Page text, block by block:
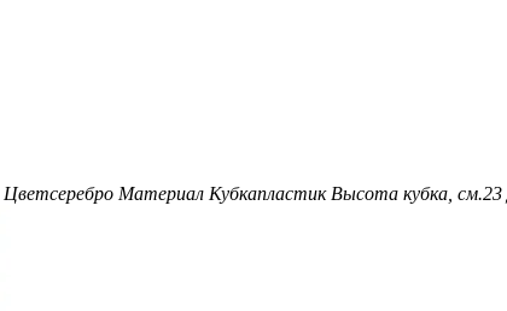
Цветсеребро Материал Кубкапластик Высота кубка, см.23